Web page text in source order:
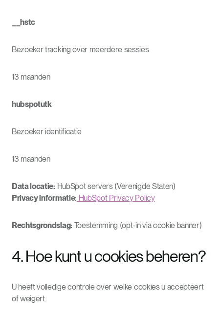
__hstc
Bezoeker tracking over meerdere sessies
13 maanden
hubspotutk
Bezoeker identificatie
13 maanden
Data locatie: HubSpot servers (Verenigde Staten)
Privacy informatie: HubSpot Privacy Policy
Rechtsgrondslag: Toestemming (opt-in via cookie banner)
4. Hoe kunt u cookies beheren?
U heeft volledige controle over welke cookies u accepteert
of weigert.